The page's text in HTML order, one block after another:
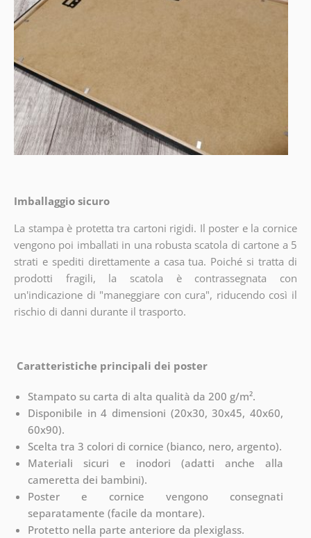
Imballaggio sicuro
La stampa è protetta tra cartoni rigidi. Il poster e la cornice
vengono poi imballati in una robusta scatola di cartone a 5
strati e spediti direttamente a casa tua. Poiché si tratta di
prodotti fragili, la scatola è contrassegnata con
un'indicazione di "maneggiare con cura", riducendo così il
rischio di danni durante il trasporto.
Caratteristiche principali dei poster
Stampato su carta di alta qualità da 200 g/m².
Disponibile in 4 dimensioni (20x30, 30x45, 40x60,
60x90).
Scelta tra 3 colori di cornice (bianco, nero, argento).
Materiali sicuri e inodori (adatti anche alla
cameretta dei bambini).
Poster e cornice vengono consegnati
separatamente (facile da montare).
Protetto nella parte anteriore da plexiglass.